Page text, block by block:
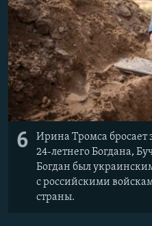
6
Ирина Тромса бросает
24-летнего Богдана,
Богдан был
с российскими
страны.